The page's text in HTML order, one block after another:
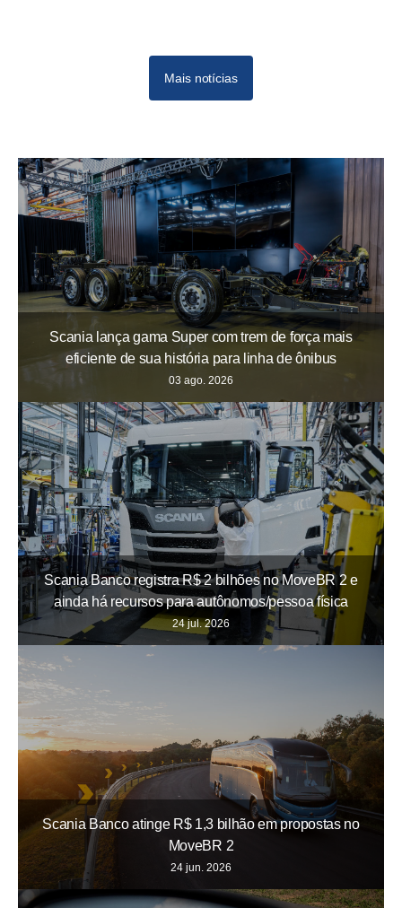
Mais notícias
Scania lança gama Super com trem de força mais
eficiente de sua história para linha de ônibus
03 ago. 2026
Scania Banco registra R$ 2 bilhões no MoveBR 2 e
ainda há recursos para autônomos/pessoa física
24 jul. 2026
Scania Banco atinge R$ 1,3 bilhão em propostas no
MoveBR 2
24 jun. 2026